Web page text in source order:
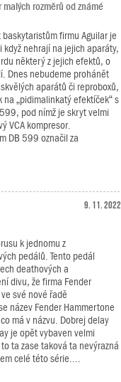
malých rozměrů od známé
firmu Aguilar je
když nehrají na jejich aparáty,
některý z jejich efektů, o
Dnes nebudeme prohánět
aparátů či reproboxů,
„pidimalinkatý efektíček“ s
pod nímž je skryt velmi
VCA kompresor.
DB 599 označil za
9. 11. 2022
k jednomu z
pedálů. Tento pedál
deathových a
divu, že firma Fender
své nové řadě
název Fender Hammertone
má v názvu. Dobrej delay
je opět vybaven velmi
ta zase taková ta nevýrazná
celé této série....